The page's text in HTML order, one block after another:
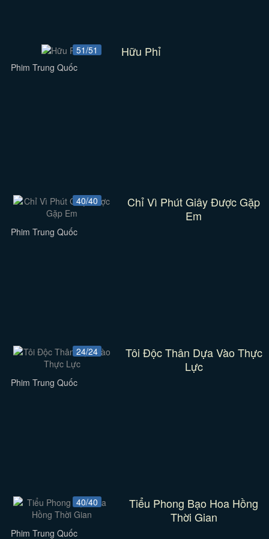
51/51 Hữu Phỉ
Phim Trung Quốc
40/40
Chỉ Vì Phút Giây Được Gặp
Em
Phim Trung Quốc
24/24
Tôi Độc Thân Dựa Vào Thực
Lực
Phim Trung Quốc
40/40
Tiểu Phong Bạo Hoa Hồng
Thời Gian
Phim Trung Quốc